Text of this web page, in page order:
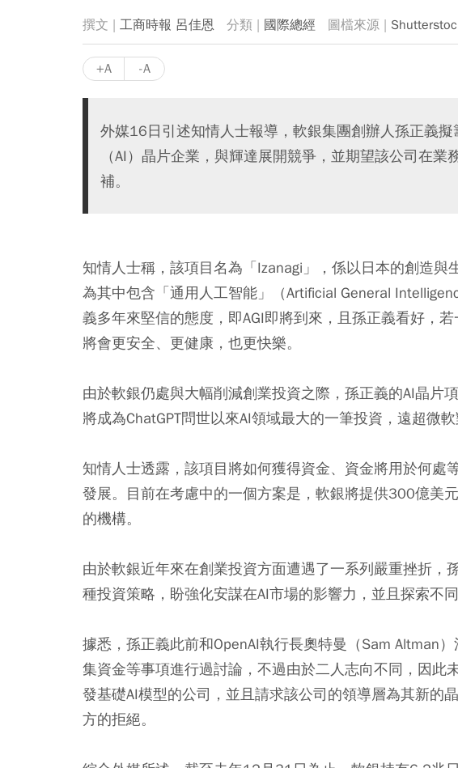
工商時報 呂佳恩 國際總經
+A -A
外媒16日引述知情人士報導，軟銀集團創辦人孫正義
（AI）晶片企業，與輝達展開競爭，並期望該公司在業
補。
知情人士稱，該項目名為「Izanagi」，係以日本的創造與
為其中包含「通用人工智能」（Artificial General
義多年來堅信的態度，即AGI即將到來，且孫正義看好，
將會更安全、更健康，也更快樂。
由於軟銀仍處與大幅削減創業投資之際，孫正義的AI晶片
將成為ChatGPT問世以來AI領域最大的一筆投資，遠超微軟
知情人士透露，該項目將如何獲得資金、資金將用於何處
發展。目前在考慮中的一個方案是，軟銀將提供300億美
的機構。
由於軟銀近年來在創業投資方面遭遇了一系列嚴重挫折，
種投資策略，盼強化安謀在AI市場的影響力，並且探索不
據悉，孫正義此前和OpenAI執行長奧特曼（Sam Altman
集資金等事項進行過討論，不過由於二人志向不同，因此
發基礎AI模型的公司，並且請求該公司的領導層為其新的
方的拒絕。